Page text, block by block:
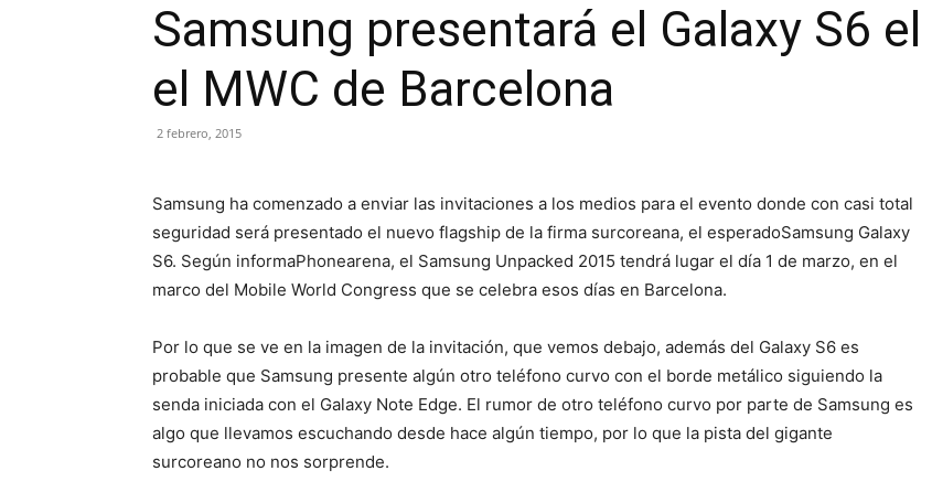
Samsung presentará el Galaxy S6
el MWC de Barcelona
2 febrero, 2015
Samsung ha comenzado a enviar las invitaciones a los medios para el evento donde con casi total
seguridad será presentado el nuevo flagship de la firma surcoreana, el esperadoSamsung Galaxy
S6. Según informaPhonearena, el Samsung Unpacked 2015 tendrá lugar el día 1 de marzo, en el
marco del Mobile World Congress que se celebra esos días en Barcelona.
Por lo que se ve en la imagen de la invitación, que vemos debajo, además del Galaxy S6 es
probable que Samsung presente algún otro teléfono curvo con el borde metálico siguiendo la
senda iniciada con el Galaxy Note Edge. El rumor de otro teléfono curvo por parte de Samsung es
algo que llevamos escuchando desde hace algún tiempo, por lo que la pista del gigante
surcoreano no nos sorprende.